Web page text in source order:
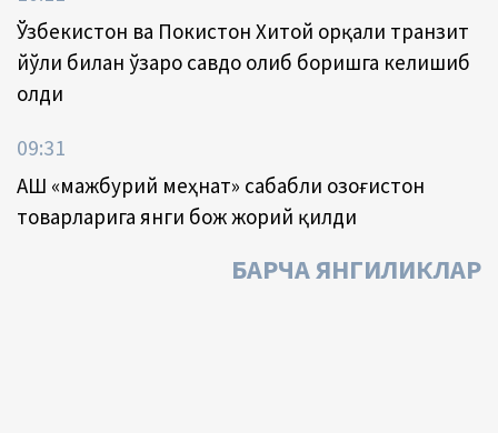
Ўзбекистон ва Покистон Хитой орқали транзит
йўли билан ўзаро савдо олиб боришга келишиб
олди
09:31
АҚШ «мажбурий меҳнат» сабабли Қозоғистон
товарларига янги бож жорий қилди
БАРЧА ЯНГИЛИКЛАР